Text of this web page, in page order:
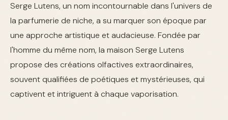
Serge Lutens, un nom incontournable dans l'univers de
la parfumerie de niche, a su marquer son époque par
une approche artistique et audacieuse. Fondée par
l'homme du même nom, la maison Serge Lutens
propose des créations olfactives extraordinaires,
souvent qualifiées de poétiques et mystérieuses, qui
captivent et intriguent à chaque vaporisation.